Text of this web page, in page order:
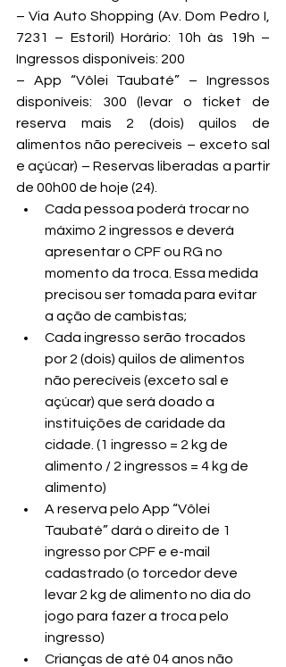
– Via Auto Shopping (Av. Dom Pedro I,
7231 – Estoril) Horário: 10h às 19h –
Ingressos disponíveis: 200
– App “Vôlei Taubaté” – Ingressos
disponíveis: 300 (levar o ticket de
reserva mais 2 (dois) quilos de
alimentos não perecíveis – exceto sal
e açúcar) – Reservas liberadas a partir
de 00h00 de hoje (24).
Cada pessoa poderá trocar no
máximo 2 ingressos e deverá
apresentar o CPF ou RG no
momento da troca. Essa medida
precisou ser tomada para evitar
a ação de cambistas;
Cada ingresso serão trocados
por 2 (dois) quilos de alimentos
não perecíveis (exceto sal e
açúcar) que será doado a
instituições de caridade da
cidade. (1 ingresso = 2 kg de
alimento / 2 ingressos = 4 kg de
alimento)
A reserva pelo App “Vôlei
Taubaté” dará o direito de 1
ingresso por CPF e e-mail
cadastrado (o torcedor deve
levar 2 kg de alimento no dia do
jogo para fazer a troca pelo
ingresso)
Crianças de até 04 anos não